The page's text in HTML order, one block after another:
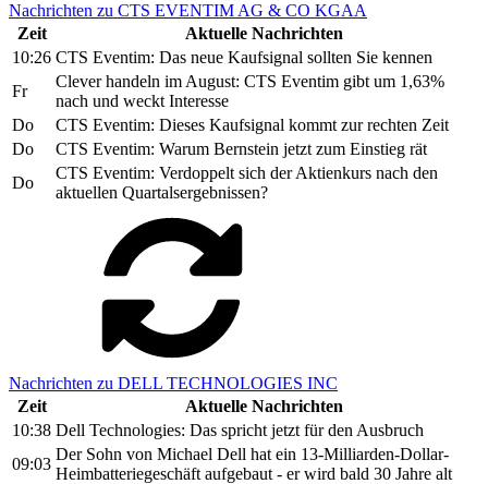
Nachrichten zu CTS EVENTIM AG & CO KGAA
Zeit
Aktuelle Nachrichten
10:26 CTS Eventim: Das neue Kaufsignal sollten Sie kennen
Fr
Clever handeln im August: CTS Eventim gibt um 1,63%
nach und weckt Interesse
Do
CTS Eventim: Dieses Kaufsignal kommt zur rechten Zeit
Do
CTS Eventim: Warum Bernstein jetzt zum Einstieg rät
Do
CTS Eventim: Verdoppelt sich der Aktienkurs nach den
aktuellen Quartalsergebnissen?
Nachrichten zu DELL TECHNOLOGIES INC
Zeit
Aktuelle Nachrichten
10:38 Dell Technologies: Das spricht jetzt für den Ausbruch
09:03
Der Sohn von Michael Dell hat ein 13-Milliarden-Dollar-
Heimbatteriegeschäft aufgebaut - er wird bald 30 Jahre alt